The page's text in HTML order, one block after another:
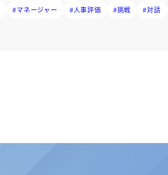
#マネージャー #人事評価 #挑戦 #対話